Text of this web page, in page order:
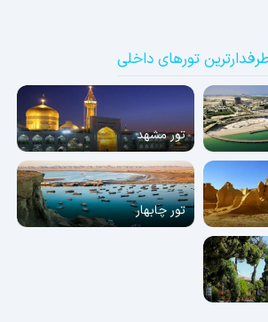
تورهای داخلی
تور مشهد
تور چابهار